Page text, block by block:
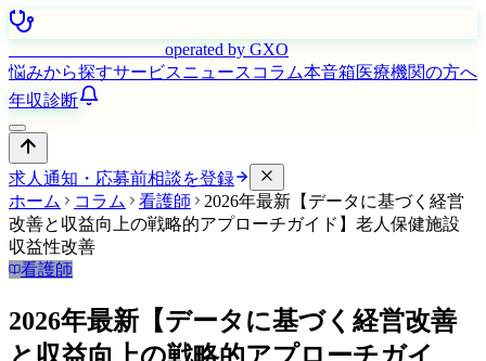
operated by GXO
悩みから探すサービスニュース コラム本音箱医療機関の方へ
年収診断
求人通知・応募前相談を登録
ホーム
コラム 看護師
2026年最新【データに基づく経営
改善と収益向上の戦略的アプローチガイド】老人保健施設
収益性改善
看護師
2026年最新【データに基づく経営改善